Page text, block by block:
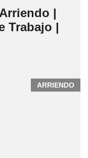
|
Trabajo |
ARRIENDO